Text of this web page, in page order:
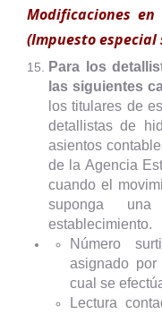
Modificaciones
(Impuesto
Para los
las siguientes
los titulares de
detallistas de
asientos
de la Agencia
cuando el
suponga
establecimiento.
Número
asignado
cual se
Lectura